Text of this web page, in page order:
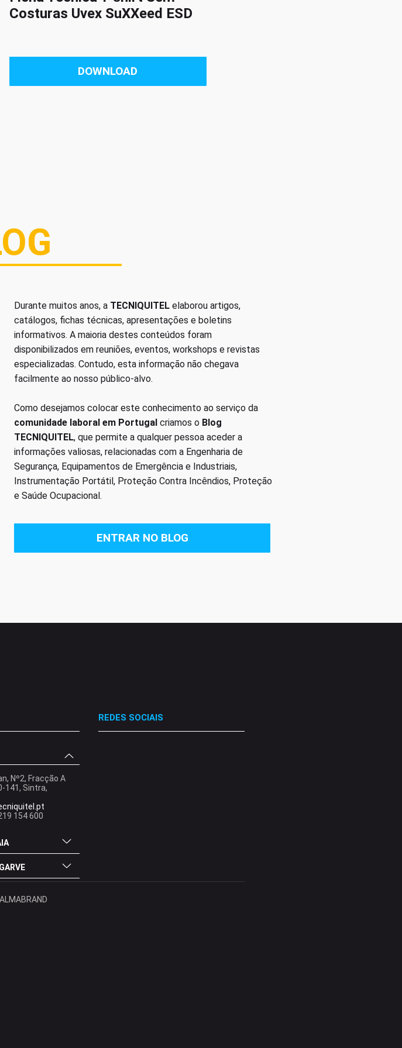
Costuras Uvex SuXXeed ESD
DOWNLOAD
Durante muitos anos, a TECNIQUITEL elaborou artigos,
catálogos, fichas técnicas, apresentações e boletins
informativos. A maioria destes conteúdos foram
disponibilizados em reuniões, eventos, workshops e revistas
especializadas. Contudo, esta informação não chegava
facilmente ao nosso público-alvo.
Como desejamos colocar este conhecimento ao serviço da
comunidade laboral em Portugal criamos o Blog
TECNIQUITEL, que permite a qualquer pessoa aceder a
informações valiosas, relacionadas com a Engenharia de
Segurança, Equipamentos de Emergência e Industriais,
Instrumentação Portátil, Proteção Contra Incêndios, Proteção
e Saúde Ocupacional.
ENTRAR NO BLOG
Nº2, Fracção A
141, Sintra,
154 600
REDES SOCIAIS
ALMABRAND